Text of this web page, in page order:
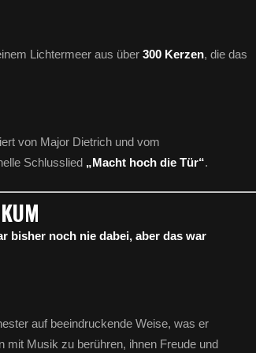
Lichtermeer aus über 300 Kerzen, die das
von Major Dietrich und vom
Schlusslied „Macht hoch die Tür“.
bisher noch nie dabei, aber das war
auf beeindruckende Weise, was er
mit Musik zu berühren, ihnen Freude und